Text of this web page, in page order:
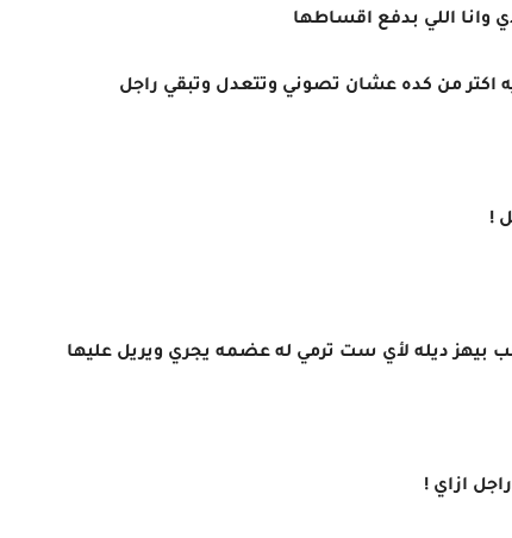
وانا اللي بدفع اقساطها
اكتر من كده عشان تصوني وتتعدل وتبقي راجل
!
بيهز ديله لأي ست ترمي له عضمه يجري ويريل عليها
ازاي !